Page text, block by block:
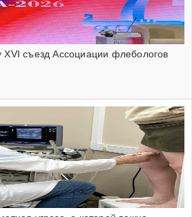
съезд Ассоциации флебологов